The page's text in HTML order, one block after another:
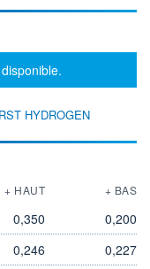
HYDROGEN
+ HAUT + BAS
0,350
0,200
0,246
0,227